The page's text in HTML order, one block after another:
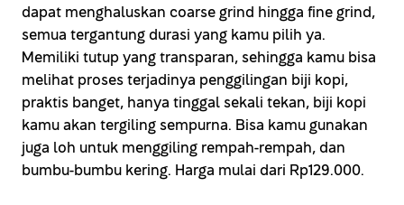
dapat menghaluskan coarse grind hingga fine grind,
semua tergantung durasi yang kamu pilih ya.
Memiliki tutup yang transparan, sehingga kamu bisa
melihat proses terjadinya penggilingan biji kopi,
praktis banget, hanya tinggal sekali tekan, biji kopi
kamu akan tergiling sempurna. Bisa kamu gunakan
juga loh untuk menggiling rempah-rempah, dan
bumbu-bumbu kering. Harga mulai dari Rp129.000.